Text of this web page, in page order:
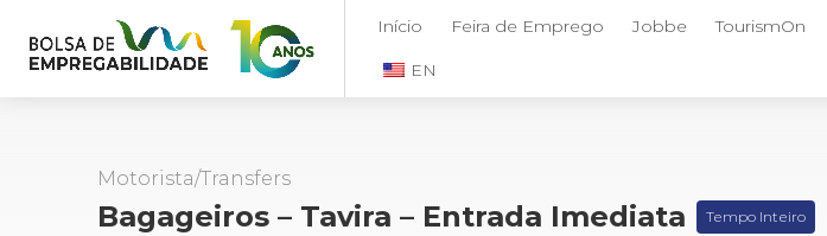
Início Feira de Emprego Jobbe TourismOn
EN
Motorista/Transfers
Bagageiros – Tavira – Entrada Imediata Tempo Inteiro